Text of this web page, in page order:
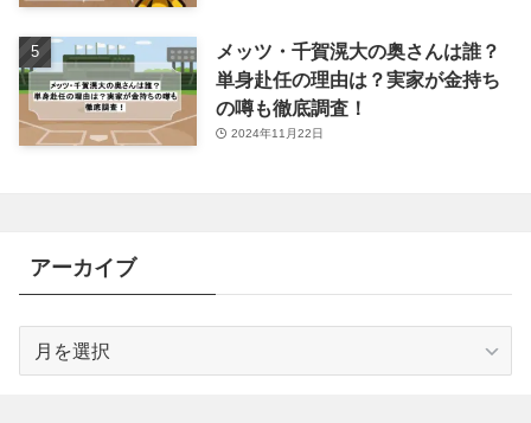
メッツ・千賀滉大の奥さんは誰？
単身赴任の理由は？実家が金持ち
の噂も徹底調査！
2024年11月22日
アーカイブ